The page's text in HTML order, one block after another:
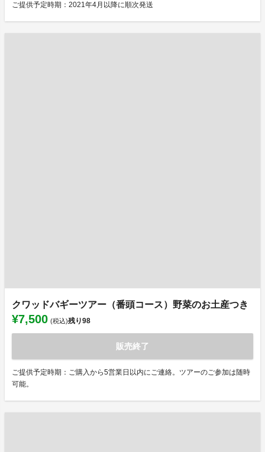
ご提供予定時期：2021年4月以降に順次発送
クワッドバギーツアー（番頭コース）野菜のお土産つき
¥7,500 (税込)残り98
販売終了
ご提供予定時期：ご購入から5営業日以内にご連絡。ツアーのご参加は随時
可能。